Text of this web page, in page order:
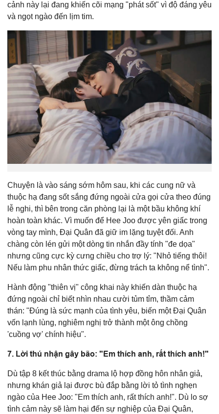
cảnh này lại đang khiến cõi mạng "phát sốt" vì độ đáng yêu
và ngọt ngào đến lịm tim.
Chuyện là vào sáng sớm hôm sau, khi các cung nữ và
thuộc hạ đang sốt sắng đứng ngoài cửa gọi cửa theo đúng
lễ nghi, thì bên trong căn phòng lại là một bầu không khí
hoàn toàn khác. Vì muốn để Hee Joo được yên giấc trong
vòng tay mình, Đại Quân đã giữ im lặng tuyệt đối. Anh
chàng còn lén gửi một dòng tin nhắn đầy tính "đe dọa"
nhưng cũng cực kỳ cưng chiều cho trợ lý: "Nhỏ tiếng thôi!
Nếu làm phu nhân thức giấc, đừng trách ta không nể tình".
Hành động "thiên vị" công khai này khiến dàn thuộc hạ
đứng ngoài chỉ biết nhìn nhau cười tủm tỉm, thầm cảm
thán: "Đúng là sức mạnh của tình yêu, biến một Đại Quân
vốn lạnh lùng, nghiêm nghị trở thành một ông chồng
'cuồng vợ' chính hiệu".
7. Lời thú nhận gây bão: "Em thích anh, rất thích anh!"
Dù tập 8 kết thúc bằng drama lộ hợp đồng hôn nhân giả,
nhưng khán giả lại được bù đắp bằng lời tỏ tình nghẹn
ngào của Hee Joo: "Em thích anh, rất thích anh!". Dù lo sợ
tình cảm này sẽ làm hại đến sự nghiệp của Đại Quân,